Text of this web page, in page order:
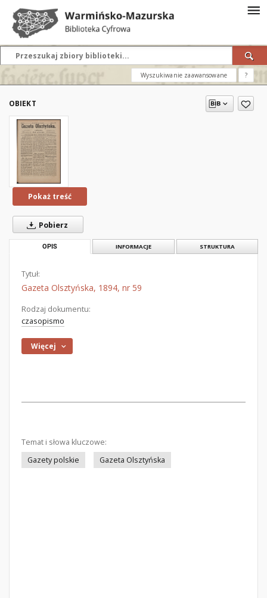
Wyszukiwanie zaawansowane ?
OBIEKT
Pokaż treść
Pobierz
OPIS INFORMACJE STRUKTURA
Tytuł:
Gazeta Olsztyńska, 1894, nr 59
Rodzaj dokumentu:
czasopismo
Więcej
Temat i słowa kluczowe:
Gazety polskie
Gazeta Olsztyńska